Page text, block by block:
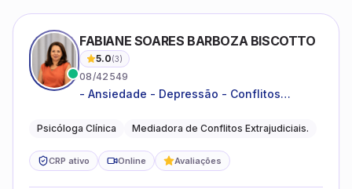
FABIANE SOARES BARBOZA BISCOTTO
5.0(3)
08/42549
- Ansiedade - Depressão - Conflitos
relacionamentos - Autoestima -
Psicóloga Clínica Mediadora de Conflitos Extrajudiciais.
CRP ativo Online Avaliações